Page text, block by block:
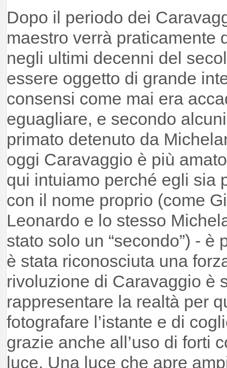
Dopo il periodo dei
maestro verrà praticamente
negli ultimi decenni del
essere oggetto di grande
consensi come mai era
eguagliare, e secondo
primato detenuto da
oggi Caravaggio è più
qui intuiamo perché egli sia
con il nome proprio (come
Leonardo e lo stesso
stato solo un “secondo”) - è
è stata riconosciuta una
rivoluzione di Caravaggio è
rappresentare la realtà per
fotografare l’istante e di
grazie anche all’uso di forti
luce. Una luce che apre